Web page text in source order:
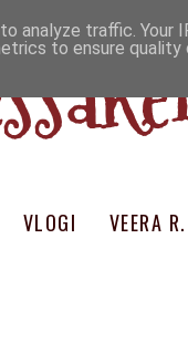
VLOGI VEERA R.
analyze traffic. Your
to ensure